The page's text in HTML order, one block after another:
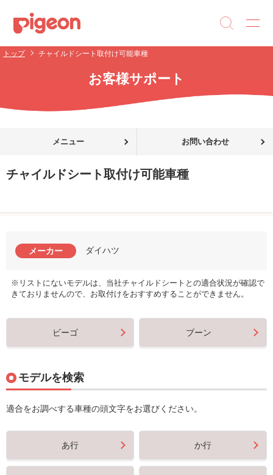
トップ チャイルドシート取付け可能車種
お客様サポート
メニュー お問い合わせ
チャイルドシート取付け可能車種
メーカー ダイハツ
※リストにないモデルは、当社チャイルドシートとの適合状況が確認で
きておりませんので、お取付けをおすすめすることができません。
ビーゴ ブーン
モデルを検索
適合をお調べする車種の頭文字をお選びください。
あ行 か行